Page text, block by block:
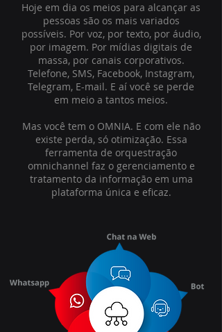
Hoje em dia os meios para alcançar as
pessoas são os mais variados
possíveis. Por voz, por texto, por áudio,
por imagem. Por mídias digitais de
massa, por canais corporativos.
Telefone, SMS, Facebook, Instagram,
Telegram, E-mail. E aí você se perde
em meio a tantos meios.
Mas você tem o OMNIA. E com ele não
existe perda, só otimização. Essa
ferramenta de orquestração
omnichannel faz o gerenciamento e
tratamento da informação em uma
plataforma única e eficaz.